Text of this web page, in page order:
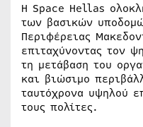
Η Space Hellas
των βασικών
Περιφέρειας
επιταχύνοντας τον
τη μετάβαση του
και βιώσιμο
ταυτόχρονα υψηλού
τους πολίτες.